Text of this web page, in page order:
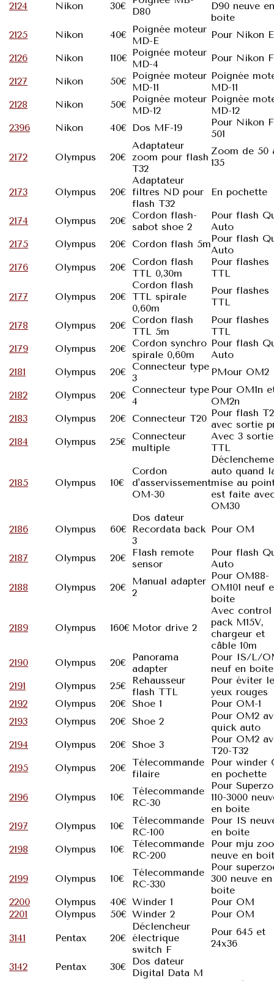
2124
Nikon 30€
D80
D90 neuve en
boite
2125
Nikon 40€ Poignée moteur
MD-E
Pour Nikon
2126
Nikon 110€ Poignée moteur
MD-4
Pour Nikon
2127
Nikon 50€ Poignée moteur
MD-11
Poignée
MD-11
2128
Nikon 50€ Poignée moteur
MD-12
Poignée
MD-12
2396
Nikon 40€ Dos MF-19
Pour Nikon
501
2172
Olympus 20€
Adaptateur
zoom pour flash
T32
Zoom de 50
135
2173 Olympus 20€
Adaptateur
filtres ND pour
flash T32
En pochette
2174 Olympus 20€ Cordon flash-
sabot shoe 2
Pour flash
Auto
2175
Olympus 20€ Cordon flash 5mPour flash
Auto
2176
Olympus 20€ Cordon flash
TTL 0,30m
Pour flashes
TTL
2177
Olympus 20€
Cordon flash
TTL spirale
0,60m
Pour flashes
TTL
2178
Olympus 20€ Cordon flash
TTL 5m
Pour flashes
TTL
2179
Olympus 20€ Cordon synchro
spirale 0,60m
Pour flash
Auto
2181
Olympus 20€ Connecteur type
3
PMour OM2
2182
Olympus 20€ Connecteur type
4
Pour OM1n
OM2n
2183
Olympus 20€ Connecteur T20 Pour flash
avec sortie
2184
Olympus 25€ Connecteur
multiple
Avec 3
TTL
2185 Olympus 10€
Cordon
d'asservissement
OM-30
auto quand
mise au
est faite
OM30
2186
Olympus 60€
Dos dateur
Recordata back
3
Pour OM
2187 Olympus 20€
Flash remote
sensor
Pour flash
Auto
2188
Olympus 20€
Manual adapter
2
Pour OM88-
OM101 neuf
boite
2189 Olympus 160€ Motor drive 2
Avec control
pack M15V,
chargeur et
câble 10m
2190
Olympus 20€
Panorama
adapter
Pour IS/L/
neuf en boite
2191
Olympus 25€
Rehausseur
flash TTL
Pour éviter
yeux rouges
2192
Olympus 20€ Shoe 1
Pour OM-1
2193
Olympus 20€ Shoe 2
Pour OM2
quick auto
2194
Olympus 20€ Shoe 3
Pour OM2
T20-T32
2195
Olympus 20€ Télecommande
filaire
Pour winder
en pochette
2196
Olympus 10€
Télecommande
RC-30
Pour
110-3000
en boite
2197
Olympus 10€
Télecommande
RC-100
Pour IS
en boite
2198
Olympus 10€
Télecommande
RC-200
Pour mju
neuve en
2199
Olympus 10€
Télecommande
RC-330
Pour
300 neuve en
boite
2200
Olympus 40€ Winder 1
Pour OM
2201
Olympus 50€ Winder 2 Pour OM
3141 Pentax 20€
Déclencheur
électrique
switch F
Pour 645 et
24x36
3142
Pentax 30€
Dos dateur
Digital Data M